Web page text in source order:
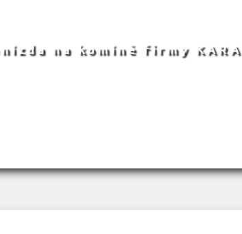
na komíně firmy